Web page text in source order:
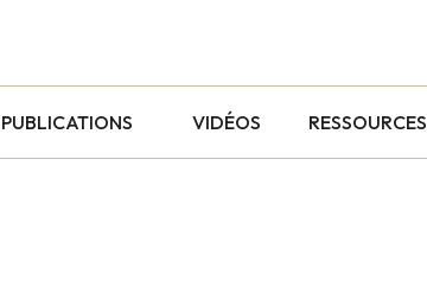
PUBLICATIONS VIDÉOS RESSOURCES